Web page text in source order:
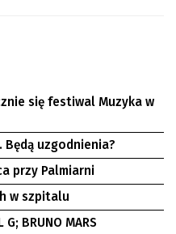
się festiwal Muzyka w
uzgodnienia?
przy Palmiarni
w szpitalu
G; BRUNO MARS